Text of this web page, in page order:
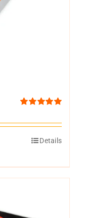
5.00uit 5
Details